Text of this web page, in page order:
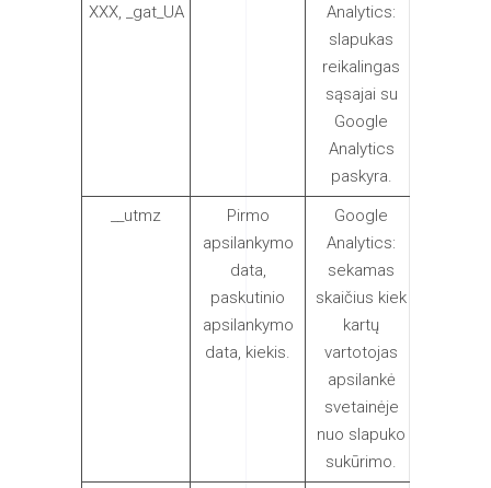
XXX, _gat_UA
Analytics:
slapukas
reikalingas
sąsajai su
Google
Analytics
paskyra.
__utmz
Pirmo
apsilankymo
data,
paskutinio
apsilankymo
data, kiekis.
Google
Analytics:
sekamas
skaičius kiek
kartų
vartotojas
apsilankė
svetainėje
nuo slapuko
sukūrimo.